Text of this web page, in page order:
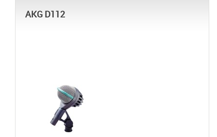
AKG D112